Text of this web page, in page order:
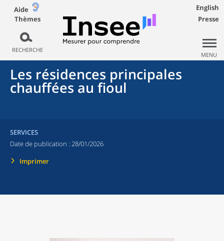
Aide
Thèmes
RECHERCHE
English
Presse
MENU
Les résidences principales
chauffées au fioul
SERVICES
Date de publication : 28/01/2026
Imprimer